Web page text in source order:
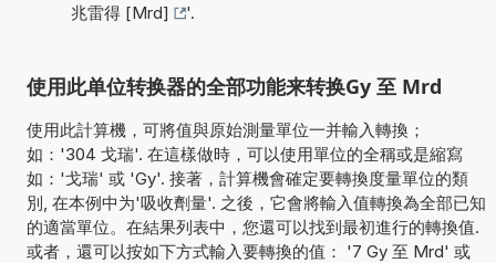
兆雷得 [Mrd]
'.
使用此单位转换器的全部功能来转换Gy 至 Mrd
使用此計算機，可將值與原始測量單位一并輸入轉換；
如：'304 戈瑞'. 在這樣做時，可以使用單位的全稱或是縮寫
如：'戈瑞' 或 'Gy'. 接著，計算機會確定要轉換度量單位的類
別, 在本例中为'吸收劑量'. 之後，它會將輸入值轉換為全部已知
的適當單位。在結果列表中，您還可以找到最初進行的轉換值.
或者，還可以按如下方式輸入要轉換的值： '7 Gy 至 Mrd' 或